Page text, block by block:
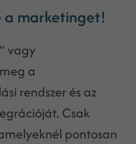
a marketinget!
vagy
a
rendszer és az
Csak
pontosan